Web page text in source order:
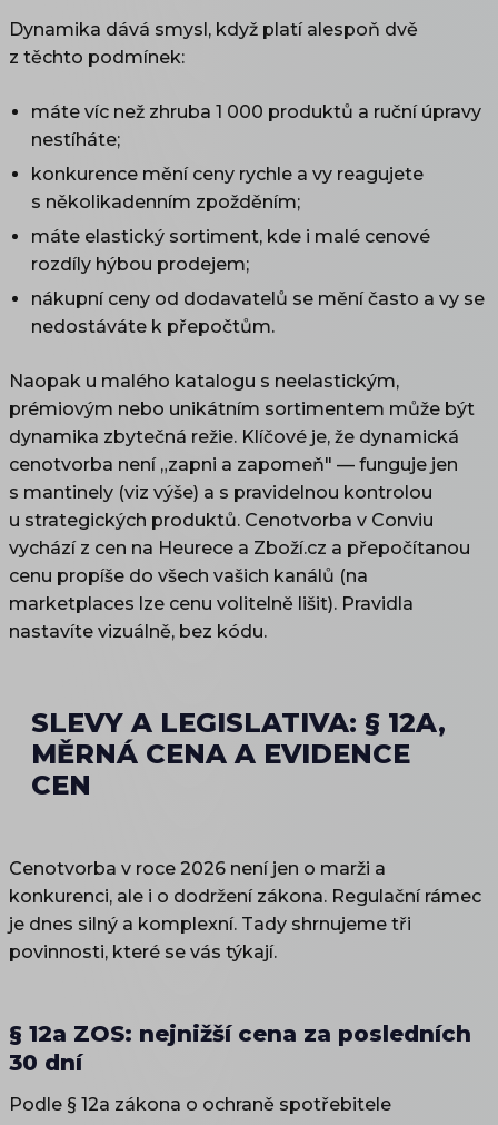
Dynamika dává smysl, když platí alespoň dvě
z těchto podmínek:
máte víc než zhruba 1 000 produktů a ruční úpravy
nestíháte;
konkurence mění ceny rychle a vy reagujete
s několikadenním zpožděním;
máte elastický sortiment, kde i malé cenové
rozdíly hýbou prodejem;
nákupní ceny od dodavatelů se mění často a vy se
nedostáváte k přepočtům.
Naopak u malého katalogu s neelastickým,
prémiovým nebo unikátním sortimentem může být
dynamika zbytečná režie. Klíčové je, že dynamická
cenotvorba není „zapni a zapomeň" — funguje jen
s mantinely (viz výše) a s pravidelnou kontrolou
u strategických produktů. Cenotvorba v Conviu
vychází z cen na Heurece a Zboží.cz a přepočítanou
cenu propíše do všech vašich kanálů (na
marketplaces lze cenu volitelně lišit). Pravidla
nastavíte vizuálně, bez kódu.
SLEVY A LEGISLATIVA: § 12A,
MĚRNÁ CENA A EVIDENCE
CEN
Cenotvorba v roce 2026 není jen o marži a
konkurenci, ale i o dodržení zákona. Regulační rámec
je dnes silný a komplexní. Tady shrnujeme tři
povinnosti, které se vás týkají.
§ 12a ZOS: nejnižší cena za posledních
30 dní
Podle § 12a zákona o ochraně spotřebitele